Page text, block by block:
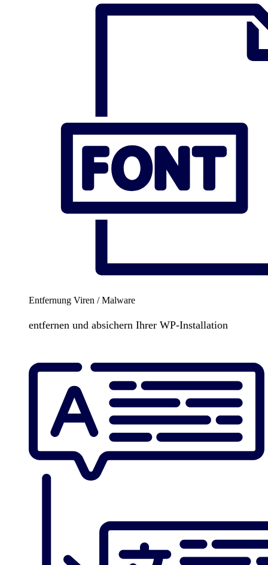
Entfernung Viren / Malware
entfernen und absichern Ihrer WP-Installation